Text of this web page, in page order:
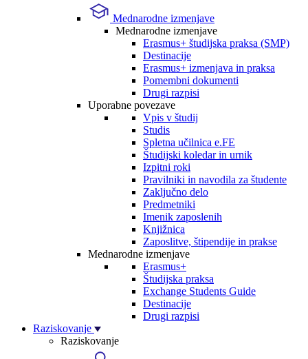
Mednarodne izmenjave
Mednarodne izmenjave
Erasmus+ študijska praksa (SMP)
Destinacije
Erasmus+ izmenjava in praksa
Pomembni dokumenti
Drugi razpisi
Uporabne povezave
Vpis v študij
Studis
Spletna učilnica e.FE
Študijski koledar in urnik
Izpitni roki
Pravilniki in navodila za študente
Zaključno delo
Predmetniki
Imenik zaposlenih
Knjižnica
Zaposlitve, štipendije in prakse
Mednarodne izmenjave
Erasmus+
Študijska praksa
Exchange Students Guide
Destinacije
Drugi razpisi
Raziskovanje
Raziskovanje